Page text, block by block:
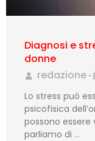
Diagnosi e
donne
redazione •
Lo stress può
psicofisica
possono
parliamo di …